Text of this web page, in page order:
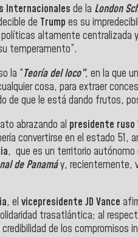
Internacionales de la London
de Trump es su
altamente centralizada
temperamento”.
la “Teoría del loco”, en la que
cosa, para extraer
de que le está dando frutos,
abrazando al presidente ruso
convertirse en el estado 51,
, que es un territorio autónomo
dePanamáy, recientemente,
, el vicepresidente JD Vance
trasatlántica; al
de los compromisos